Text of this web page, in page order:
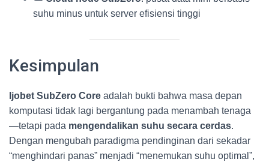
suhu minus untuk server efisiensi tinggi
Kesimpulan
Ijobet SubZero Core adalah bukti bahwa masa depan
komputasi tidak lagi bergantung pada menambah tenaga
—tetapi pada mengendalikan suhu secara cerdas.
Dengan mengubah paradigma pendinginan dari sekadar
“menghindari panas” menjadi “menemukan suhu optimal”,